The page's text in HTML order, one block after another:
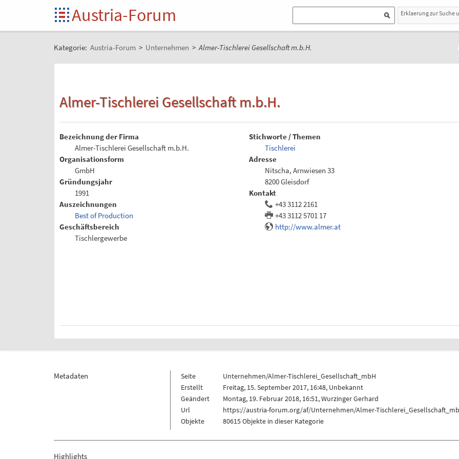
Austria-Forum Erklaerung zur
Kategorie: Austria-Forum > Unternehmen > Almer-Tischlerei Gesellschaft m.b.H.
Almer-Tischlerei Gesellschaft m.b.H.
Bezeichnung der Firma
Almer-Tischlerei Gesellschaft m.b.H.
Organisationsform
GmbH
Gründungsjahr
1991
Auszeichnungen
Best of Production
Geschäftsbereich
Tischlergewerbe
Stichworte / Themen
Tischlerei
Adresse
Nitscha, Arnwiesen 33
8200 Gleisdorf
Kontakt
+43 3112 2161
+43 3112 5701 17
http://www.almer.at
Metadaten Seite
Unternehmen/Almer-Tischlerei_Gesellschaft_mbH
Erstellt
Freitag, 15. September 2017, 16:48, Unbekannt
Geändert
Montag, 19. Februar 2018, 16:51,Wurzinger Gerhard
Url
https://austria-forum.org/af/Unternehmen/Almer-
Objekte
80615 Objekte in dieser Kategorie
Highlights